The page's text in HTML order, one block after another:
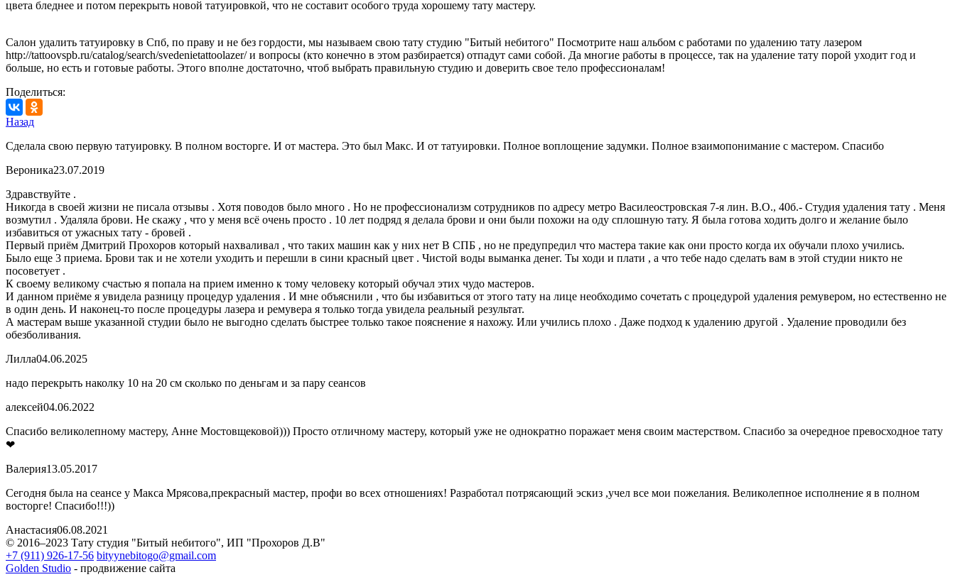
цвета бледнее и потом перекрыть новой татуировкой, что не составит особого труда хорошему тату мастеру.
Салон удалить татуировку в Спб, по праву и не без гордости, мы называем свою тату студию "Битый небитого" Посмотрите наш альбом с работами по удалению тату лазером
http://tattoovspb.ru/catalog/search/svedenietattoolazer/ и вопросы (кто конечно в этом разбирается) отпадут сами собой. Да многие работы в процессе, так на удаление тату порой уходит год и
больше, но есть и готовые работы. Этого вполне достаточно, чтоб выбрать правильную студию и доверить свое тело профессионалам!
Поделиться:
Назад
Сделала свою первую татуировку. В полном восторге. И от мастера. Это был Макс. И от татуировки. Полное воплощение задумки. Полное взаимопонимание с мастером. Спасибо
Вероника23.07.2019
Здравствуйте .
Никогда в своей жизни не писала отзывы . Хотя поводов было много . Но не профессионализм сотрудников по адресу метро Василеостровская 7-я лин. В.О., 40б.- Студия удаления тату . Меня
возмутил . Удаляла брови. Не скажу , что у меня всё очень просто . 10 лет подряд я делала брови и они были похожи на оду сплошную тату. Я была готова ходить долго и желание было
избавиться от ужасных тату - бровей .
Первый приём Дмитрий Прохоров который нахваливал , что таких машин как у них нет В СПБ , но не предупредил что мастера такие как они просто когда их обучали плохо учились.
Было еще 3 приема. Брови так и не хотели уходить и перешли в сини красный цвет . Чистой воды выманка денег. Ты ходи и плати , а что тебе надо сделать вам в этой студии никто не
посоветует .
К своему великому счастью я попала на прием именно к тому человеку который обучал этих чудо мастеров.
И данном приёме я увидела разницу процедур удаления . И мне объяснили , что бы избавиться от этого тату на лице необходимо сочетать с процедурой удаления ремувером, но естественно не
в один день. И наконец-то после процедуры лазера и ремувера я только тогда увидела реальный результат.
А мастерам выше указанной студии было не выгодно сделать быстрее только такое пояснение я нахожу. Или учились плохо . Даже подход к удалению другой . Удаление проводили без
обезболивания.
Лилла04.06.2025
надо перекрыть наколку 10 на 20 см сколько по деньгам и за пару сеансов
алексей04.06.2022
Спасибо великолепному мастеру, Анне Мостовщековой))) Просто отличному мастеру, который уже не однократно поражает меня своим мастерством. Спасибо за очередное превосходное тату
❤
Валерия13.05.2017
Сегодня была на сеансе у Макса Мрясова,прекрасный мастер, профи во всех отношениях! Разработал потрясающий эскиз ,учел все мои пожелания. Великолепное исполнение я в полном
восторге! Спасибо!!!))
Анастасия06.08.2021
© 2016–2023 Тату студия "Битый небитого", ИП "Прохоров Д.В"
+7 (911) 926-17-56 bityynebitogo@gmail.com
Golden Studio - продвижение сайта